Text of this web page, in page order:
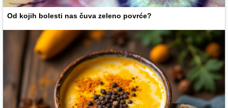
Od kojih bolesti nas čuva zeleno povrće?